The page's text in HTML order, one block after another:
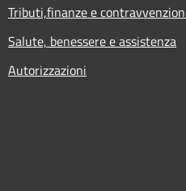
Tributi,finanze e
Salute, benessere e assistenza
Autorizzazioni